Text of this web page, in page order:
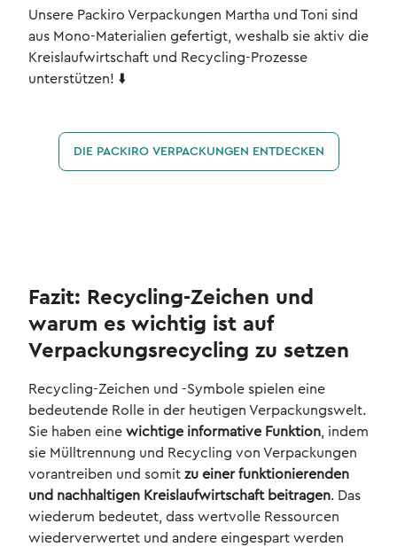
Unsere Packiro Verpackungen Martha und Toni sind
aus Mono-Materialien gefertigt, weshalb sie aktiv die
Kreislaufwirtschaft und Recycling-Prozesse
unterstützen! ⬇️
DIE PACKIRO VERPACKUNGEN ENTDECKEN
Fazit: Recycling-Zeichen und
warum es wichtig ist auf
Verpackungsrecycling zu setzen
Recycling-Zeichen und -Symbole spielen eine
bedeutende Rolle in der heutigen Verpackungswelt.
Sie haben eine wichtige informative Funktion, indem
sie Mülltrennung und Recycling von Verpackungen
vorantreiben und somit zu einer funktionierenden
und nachhaltigen Kreislaufwirtschaft beitragen. Das
wiederum bedeutet, dass wertvolle Ressourcen
wiederverwertet und andere eingespart werden